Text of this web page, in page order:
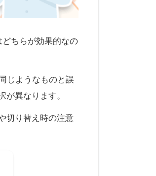
ちらが効果的なの
じようなものと誤
異なります。
切り替え時の注意